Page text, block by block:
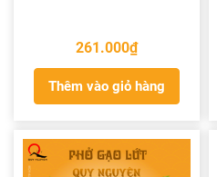
261.000₫
Thêm vào giỏ hàng